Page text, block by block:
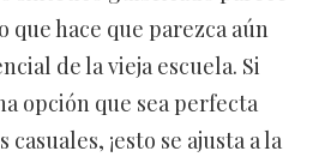
que hace que parezca aún
de la vieja escuela. Si
opción que sea perfecta
¡esto se ajusta a la